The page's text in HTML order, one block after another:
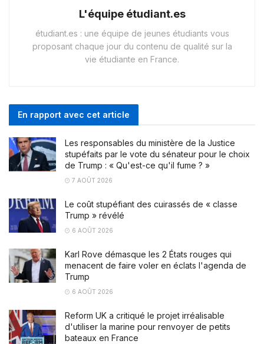
L'équipe étudiant.es
étudiant.es : une équipe de jeunes étudiants vous
proposant chaque jour du contenu de qualité sur la
vie étudiante en France.
En rapport avec cet article
Les responsables du ministère de la Justice
stupéfaits par le vote du sénateur pour le choix
de Trump : « Qu'est-ce qu'il fume ? »
7 AOÛT 2026
Le coût stupéfiant des cuirassés de « classe
Trump » révélé
6 AOÛT 2026
Karl Rove démasque les 2 États rouges qui
menacent de faire voler en éclats l'agenda de
Trump
6 AOÛT 2026
Reform UK a critiqué le projet irréalisable
d'utiliser la marine pour renvoyer de petits
bateaux en France